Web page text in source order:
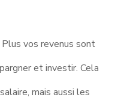
Plus vos revenus sont
et investir. Cela
mais aussi les